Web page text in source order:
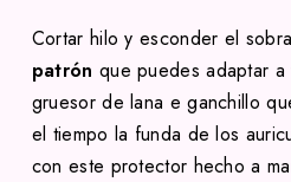
Cortar hilo y esconder el
patrón que puedes adaptar
gruesor de lana e ganchillo
el tiempo la funda de los
con este protector hecho a